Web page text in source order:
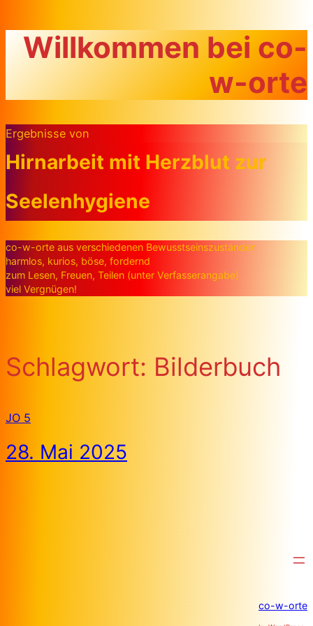
Willkommen bei co-
w-orte
Ergebnisse von
Hirnarbeit mit Herzblut zur
Seelenhygiene
co-w-orte aus verschiedenen Bewusstseinszuständen
harmlos, kurios, böse, fordernd
zum Lesen, Freuen, Teilen (unter Verfasserangabe)
viel Vergnügen!
Schlagwort: Bilderbuch
JO 5
28. Mai 2025
co-w-orte